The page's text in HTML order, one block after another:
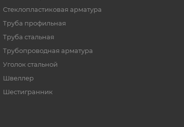
Стеклопластиковая арматура
Труба профильная
Труба стальная
Трубопроводная арматура
Уголок стальной
Швеллер
Шестигранник